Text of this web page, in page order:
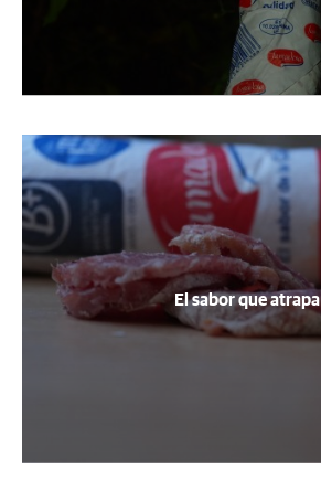
El sabor que atrapa